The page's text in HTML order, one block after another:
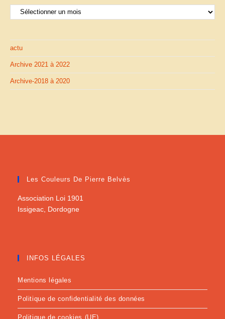
Articles
actu
Archive 2021 à 2022
Archive-2018 à 2020
Les Couleurs De Pierre Belvès
Association Loi 1901
Issigeac, Dordogne
INFOS LÉGALES
Mentions légales
Politique de confidentialité des données
Politique de cookies (UE)